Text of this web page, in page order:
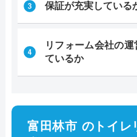
保証が充実している
リフォーム会社の
ているか
富田林市 のトイレ